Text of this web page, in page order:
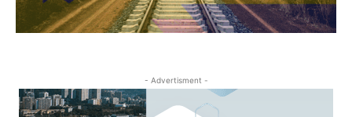
- Advertisment -